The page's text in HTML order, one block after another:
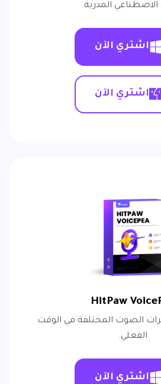
الاصطناعي المدربة.
اشتري الآن
اشتري الآن
HitPaw
الصوت المختلفة في الوقت
الفعلي.
اشتري الآن